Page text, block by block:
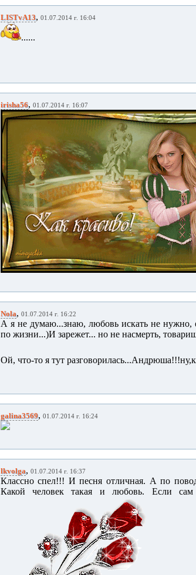
LISTvA13, 01.07.2014 г. 16:04
......
irisha56, 01.07.2014 г. 16:07
Nola, 01.07.2014 г. 16:22
А я не думаю...знаю, любовь искать не нужно,
по жизни...)И зарежет... но не насмерть,
Ой, что-то я тут
galina3569, 01.07.2014 г. 16:24
lkvolga, 01.07.2014 г. 16:37
Классно спел!!! И песня отличная. А по
Какой человек такая и любовь. Если